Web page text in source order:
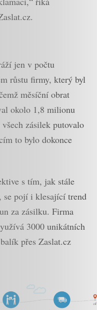
jen v počtu
růstu firmy, který byl
měsíční obrat
okolo 1,8 milionu
zásilek putovalo
to bylo dokonce
s tím, jak stále
se pojí i klesající trend
za zásilku. Firma
3000 unikátních
přes Zaslat.cz